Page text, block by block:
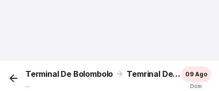
Terminal De Bolombolo Temrinal De Istmina
...
09 Ago
Dom